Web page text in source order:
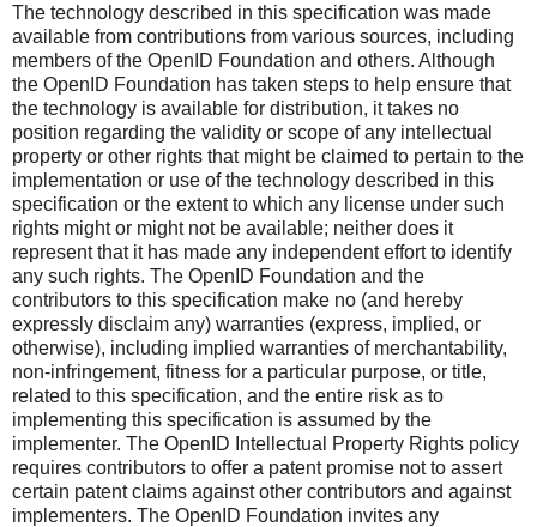
The technology described in this specification was made
available from contributions from various sources, including
members of the OpenID Foundation and others. Although
the OpenID Foundation has taken steps to help ensure that
the technology is available for distribution, it takes no
position regarding the validity or scope of any intellectual
property or other rights that might be claimed to pertain to the
implementation or use of the technology described in this
specification or the extent to which any license under such
rights might or might not be available; neither does it
represent that it has made any independent effort to identify
any such rights. The OpenID Foundation and the
contributors to this specification make no (and hereby
expressly disclaim any) warranties (express, implied, or
otherwise), including implied warranties of merchantability,
non-infringement, fitness for a particular purpose, or title,
related to this specification, and the entire risk as to
implementing this specification is assumed by the
implementer. The OpenID Intellectual Property Rights policy
requires contributors to offer a patent promise not to assert
certain patent claims against other contributors and against
implementers. The OpenID Foundation invites any